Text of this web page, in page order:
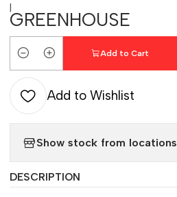
|
GREENHOUSE
Quantity
Add to Cart
Add to Wishlist
Show stock from locations
DESCRIPTION